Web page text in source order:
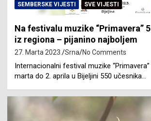
SEMBERSKE VIJESTI SVE VIJESTI
Na festivalu muzike “Primavera”
iz regiona – pijanino najboljem
27. Marta 2023. Srna No Comments
Internacionalni festival muzike
marta do 2. aprila u Bijeljini 550 učesnika…